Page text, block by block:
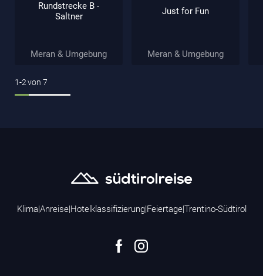
Rundstrecke B -
Saltner
Meran & Umgebung
Just for Fun
Meran & Umgebung
1-2von 7
Klima|Anreise|Hotelklassifizierung|Feiertage|Trentino-Südtirol